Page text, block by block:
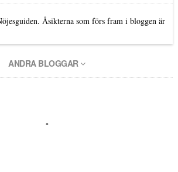
Åsikterna som förs fram i bloggen är
ANDRA BLOGGAR